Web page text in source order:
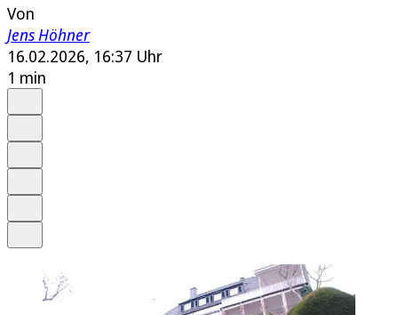
Von
Jens Höhner
16.02.2026, 16:37 Uhr
1 min